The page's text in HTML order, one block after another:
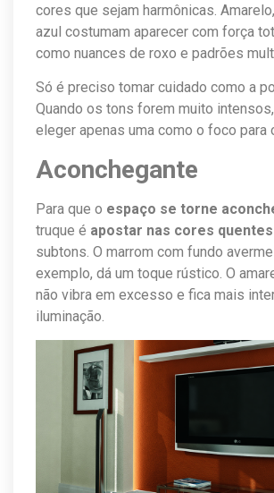
cores que sejam harmônicas.
azul costumam aparecer com força
como nuances de roxo e padrões
Só é preciso tomar cuidado como a
Quando os tons forem muito
eleger apenas uma como o foco para
Aconchegante
Para que o espaço se torne
truque é apostar nas cores quentes
subtons. O marrom com fundo
exemplo, dá um toque rústico. O
não vibra em excesso e fica mais
iluminação.